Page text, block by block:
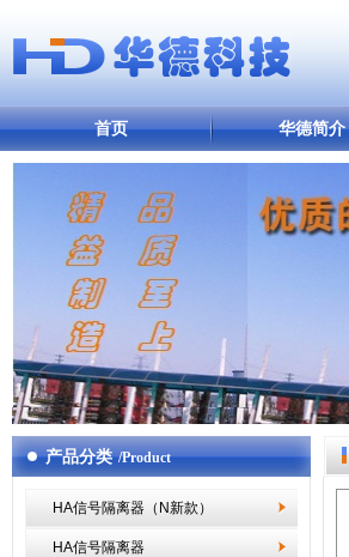
首页 华德简介
产品分类 /Product
HA信号隔离器（N新款）
HA信号隔离器